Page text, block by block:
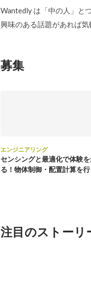
Wantedly は「中の人」と
興味のある話題があれば気
募集
エンジニアリング
センシングと最適化で体験を
る！物体制御・配置計算を
注目のストーリ